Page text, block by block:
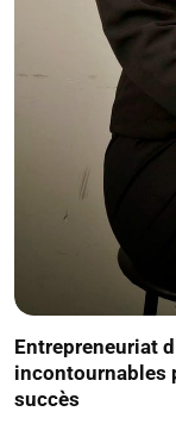
Entrepreneuriat
incontournables
succès